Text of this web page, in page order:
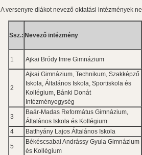
A versenyre diákot nevező oktatási intézmények
Ssz.: Nevező intézmény
1 Ajkai Bródy Imre Gimnázium
2
Ajkai Gimnázium, Technikum, Szakképző
Iskola, Általános Iskola, Sportiskola és
Kollégium, Bánki Donát
Intézményegység
3
Baár-Madas Református Gimnázium,
Általános Iskola és Kollégium
4 Batthyány Lajos Általános Iskola
5
Békéscsabai Andrássy Gyula Gimnázium
és Kollégium